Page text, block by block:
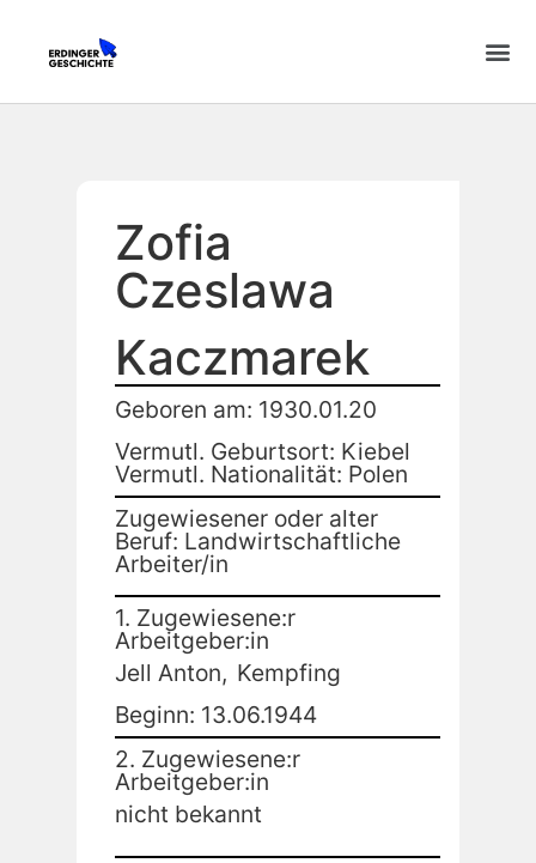
Zofia
Czeslawa
Kaczmarek
Geboren am: 1930.01.20
Vermutl. Geburtsort: Kiebel
Vermutl. Nationalität: Polen
Zugewiesener oder alter
Beruf: Landwirtschaftliche
Arbeiter/in
1. Zugewiesene:r
Arbeitgeber:in
Jell Anton, Kempfing
Beginn: 13.06.1944
2. Zugewiesene:r
Arbeitgeber:in
nicht bekannt